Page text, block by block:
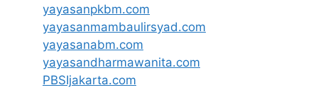
yayasanpkbm.com
yayasanmambaulirsyad.com
yayasanabm.com
yayasandharmawanita.com
PBSIjakarta.com